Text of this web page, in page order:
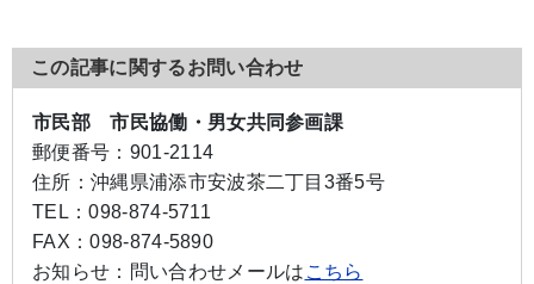
この記事に関するお問い合わせ
市民部 市民協働・男女共同参画課
郵便番号： 901-2114
住所： 沖縄県浦添市安波茶二丁目3番5号
TEL：098-874-5711
FAX：098-874-5890
お知らせ： 問い合わせメールは こちら